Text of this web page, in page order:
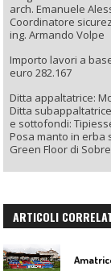
arch. Emanuele
Coordinatore
ing. Armando Volpe
Importo lavori a
euro 282.167
Ditta appaltatrice:
Ditta
e sottofondi:
Posa manto in erba
Green Floor di
ARTICOLI